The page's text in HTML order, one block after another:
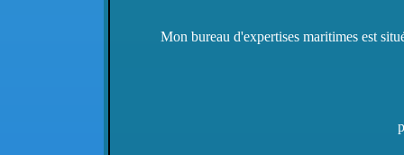
Mon bureau d'expertises maritimes est